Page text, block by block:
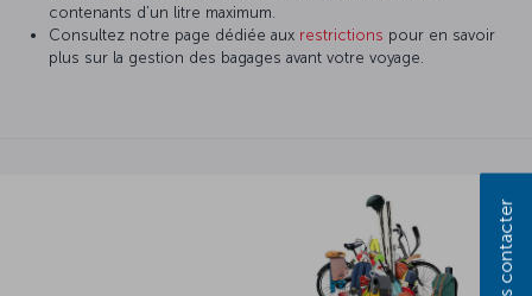
contenants d’un litre maximum.
Consultez notre page dédiée aux restrictions pour en savoir
plus sur la gestion des bagages avant votre voyage.
Nous contacter